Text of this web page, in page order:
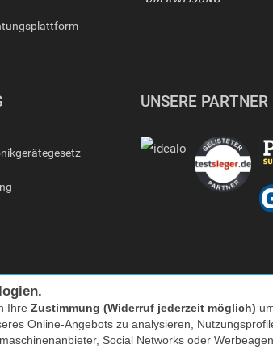
UNSERE PARTNER
Facebook |twitter
Ihre Zustimmung (Widerruf jederzeit möglich)
Online-Angebots zu analysieren,
Social Networks oder